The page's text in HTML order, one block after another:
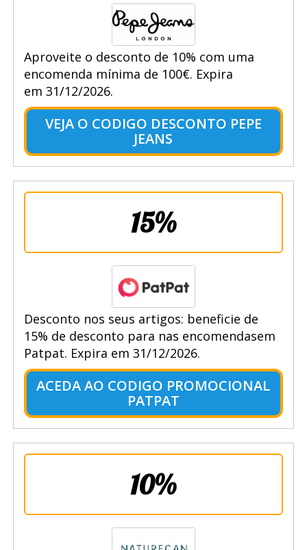
Aproveite o desconto de 10% com uma
encomenda mínima de 100€. Expira
em 31/12/2026.
VEJA O CODIGO DESCONTO PEPE
JEANS
15%
Desconto nos seus artigos: beneficie de
15% de desconto para nas encomendasem
Patpat. Expira em 31/12/2026.
ACEDA AO CODIGO PROMOCIONAL
PATPAT
10%